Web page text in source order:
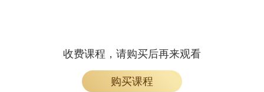
收费课程，请购买后再来观看
购买课程